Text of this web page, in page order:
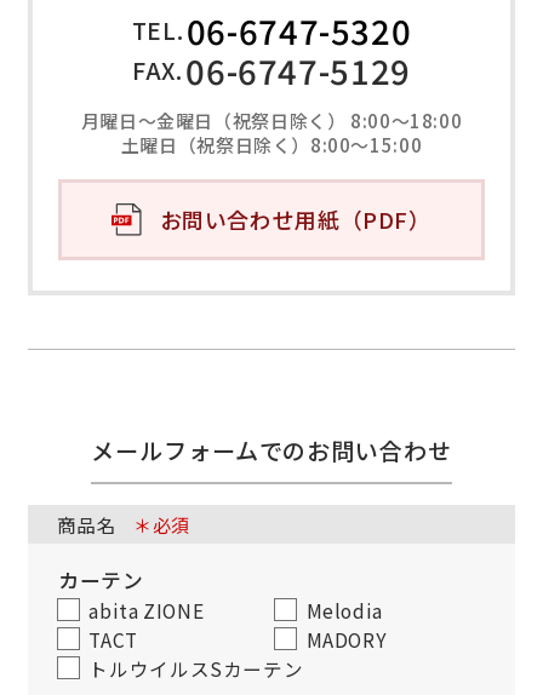
TEL.06-6747-5320
FAX.06-6747-5129
月曜日～金曜日（祝祭日除く） 8:00～18:00
土曜日（祝祭日除く）8:00～15:00
お問い合わせ用紙（PDF）
メールフォームでのお問い合わせ
商品名 ＊必須
カーテン
abita ZIONE
Melodia
TACT
MADORY
トルウイルスSカーテン